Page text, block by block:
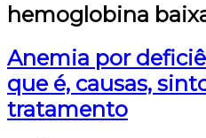
hemoglobina
Anemia por
que é, causas,
tratamento